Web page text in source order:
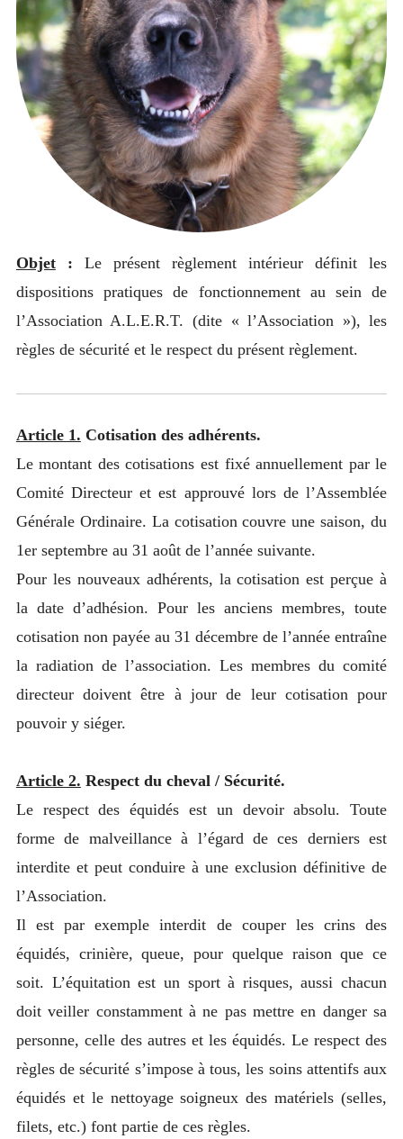
enfant
Objet: Le présent règlement intérieur définit les
dispositions pratiques de fonctionnement au sein de
l’Association A.L.E.R.T. (dite « l’Association »), les
règles de sécurité et le respect du présent règlement.
Article 1. Cotisation des adhérents.
Le montant des cotisations est fixé annuellement par le
Comité Directeur et est approuvé lors de l’Assemblée
Générale Ordinaire. La cotisation couvre une saison, du
1er septembre au 31 août de l’année suivante.
Pour les nouveaux adhérents, la cotisation est perçue à
la date d’adhésion. Pour les anciens membres, toute
cotisation non payée au 31 décembre de l’année entraîne
la radiation de l’association. Les membres du comité
directeur doivent être à jour de leur cotisation pour
pouvoir y siéger.
Article 2. Respect du cheval / Sécurité.
Le respect des équidés est un devoir absolu. Toute
forme de malveillance à l’égard de ces derniers est
interdite et peut conduire à une exclusion définitive de
l’Association.
Il est par exemple interdit de couper les crins des
équidés, crinière, queue, pour quelque raison que ce
soit. L’équitation est un sport à risques, aussi chacun
doit veiller constamment à ne pas mettre en danger sa
personne, celle des autres et les équidés. Le respect des
règles de sécurité s’impose à tous, les soins attentifs aux
équidés et le nettoyage soigneux des matériels (selles,
filets, etc.) font partie de ces règles.